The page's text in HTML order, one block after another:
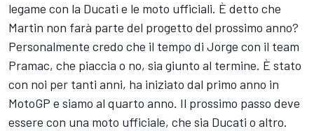
legame con la Ducati e le moto ufficiali. È detto che
Martin non farà parte del progetto del prossimo anno?
Personalmente credo che il tempo di Jorge con il team
Pramac, che piaccia o no, sia giunto al termine. È stato
con noi per tanti anni, ha iniziato dal primo anno in
MotoGP e siamo al quarto anno. Il prossimo passo deve
essere con una moto ufficiale, che sia Ducati o altro.